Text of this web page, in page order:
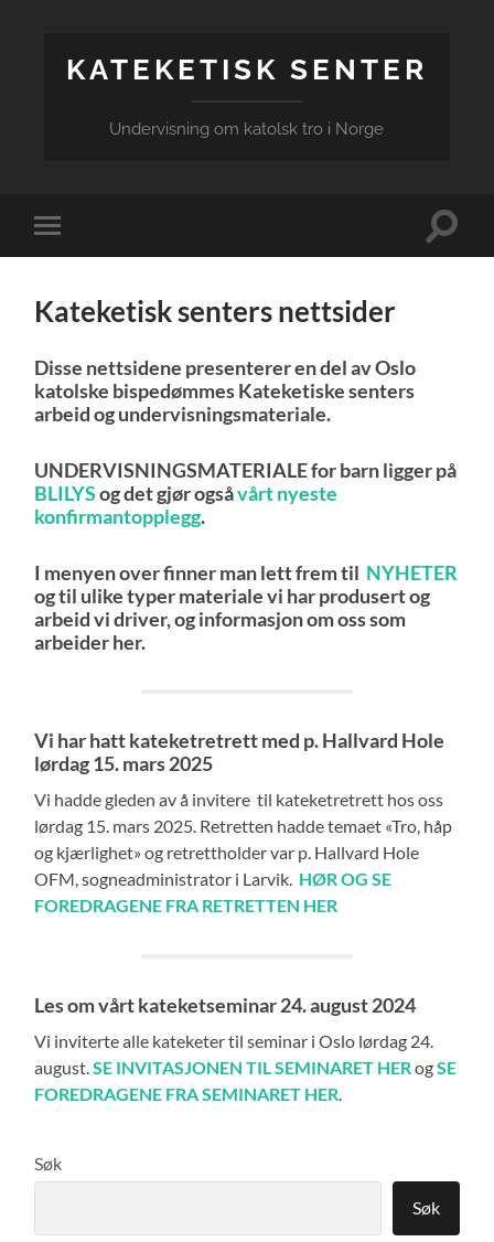
KATEKETISK SENTER
Undervisning om katolsk tro i Norge
Veksle
mobilmeny
Veksle
Kateketisk senters nettsider
Disse nettsidene presenterer en del av Oslo
katolske bispedømmes Kateketiske senters
arbeid og undervisningsmateriale.
UNDERVISNINGSMATERIALE for barn ligger på
BLILYSog det gjør ogsåvårt nyeste
konfirmantopplegg.
I menyen over finner man lett frem til NYHETER
og til ulike typer materiale vi har produsert og
arbeid vi driver, og informasjon om oss som
arbeider her.
Vi har hatt kateketretrett med p. Hallvard Hole
lørdag 15. mars 2025
Vi hadde gleden av å invitere til kateketretrett hos oss
lørdag 15. mars 2025. Retretten hadde temaet «Tro, håp
og kjærlighet» og retrettholder var p. Hallvard Hole
OFM, sogneadministrator i Larvik. HØR OG SE
FOREDRAGENE FRA RETRETTEN HER
Les om vårt kateketseminar 24. august 2024
Vi inviterte alle kateketer til seminar i Oslo lørdag 24.
august.SE INVITASJONEN TIL SEMINARET HERogSE
FOREDRAGENE FRA SEMINARET HER
Søk
Søk